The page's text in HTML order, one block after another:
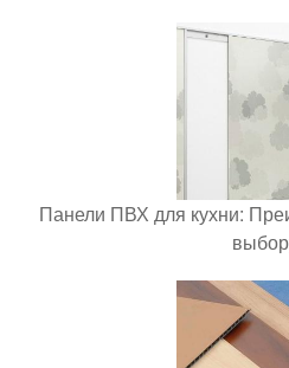
Панели ПВХ для кухни: